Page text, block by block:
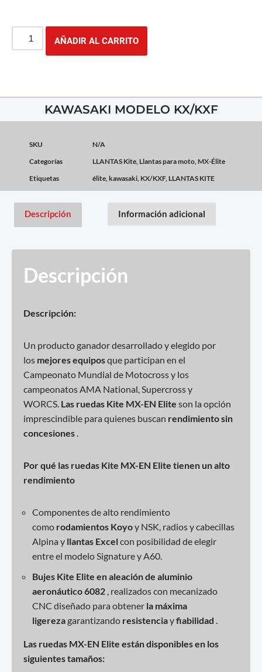
AÑADIR AL CARRITO
KAWASAKI MODELO KX/KXF
SKU
N/A
Categorías
LLANTAS Kite, Llantas para moto, MX-Élite
Etiquetas
élite,kawasaki, KX/KXF, LLANTAS KITE
Descripción Información adicional
Descripción
Descripción:
Un producto ganador desarrollado y elegido por
los mejores equiposque participan en el
Campeonato Mundial de Motocross y los
campeonatos AMA National, Supercross y
WORCS. Las ruedas Kite MX-EN Elite son la opción
imprescindible para quienes buscan rendimiento sin
concesiones .
Por qué las ruedas Kite MX-EN Elite tienen un alto
rendimiento
Componentes de alto rendimiento
como rodamientos Koyoy NSK, radios y cabecillas
Alpina y llantas Excelcon posibilidad de elegir
entre el modelo Signature y A60.
Bujes Kite Elite en aleación de aluminio
aeronáutico 6082 , realizados con mecanizado
CNC diseñado para obtener la máxima
ligereza garantizando resistenciayfiabilidad .
Las ruedas MX-EN Elite están disponibles en los
siguientes tamaños: